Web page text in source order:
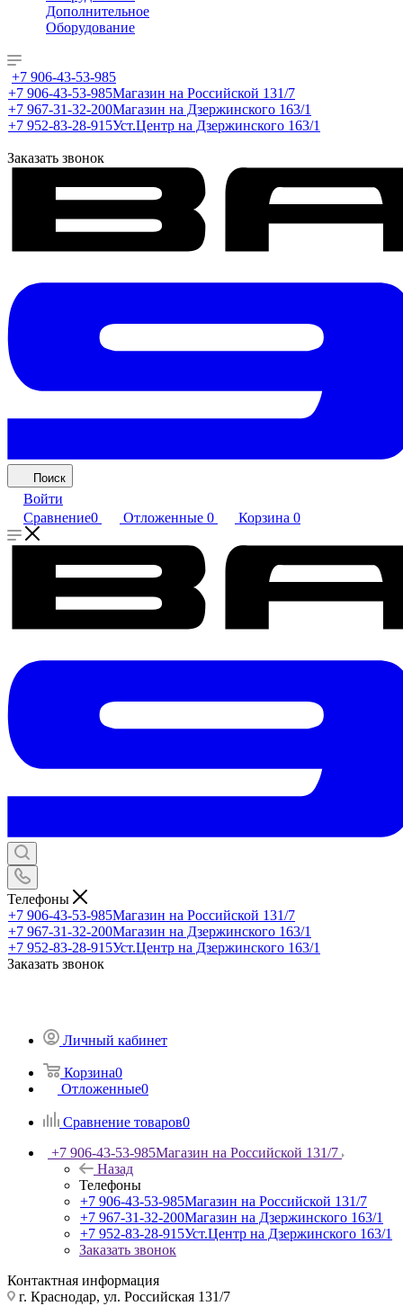
Дополнительное
Оборудование
+7 906-43-53-985
+7 906-43-53-985Магазин на Российской 131/7
+7 967-31-32-200Магазин на Дзержинского 163/1
+7 952-83-28-915Уст.Центр на Дзержинского 163/1
Заказать звонок
Поиск
Войти
Сравнение0 Отложенные 0 Корзина 0
Телефоны
+7 906-43-53-985Магазин на Российской 131/7
+7 967-31-32-200Магазин на Дзержинского 163/1
+7 952-83-28-915Уст.Центр на Дзержинского 163/1
Заказать звонок
Личный кабинет
Корзина0
Отложенные0
Сравнение товаров0
+7 906-43-53-985Магазин на Российской 131/7
Назад
Телефоны
+7 906-43-53-985Магазин на Российской 131/7
+7 967-31-32-200Магазин на Дзержинского 163/1
+7 952-83-28-915Уст.Центр на Дзержинского 163/1
Заказать звонок
Контактная информация
г. Краснодар, ул. Российская 131/7